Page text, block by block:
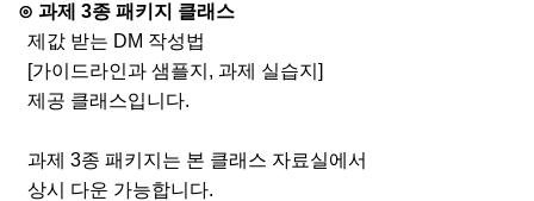
⊙ 과제 3종 패키지 클래스
제값 받는 DM 작성법
[가이드라인과 샘플지 , 과제 실습지 ]
제공 클래스입니다.
과제 3종 패키지는 본 클래스 자료실에서
상시 다운 가능합니다.